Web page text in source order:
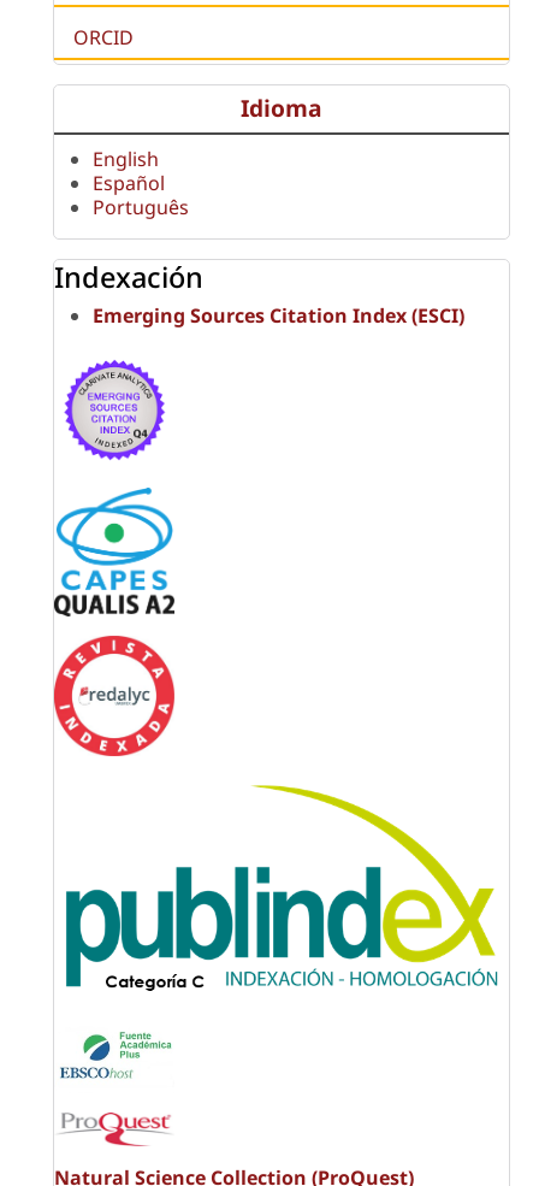
ORCID
Idioma
English
Español
Português
Indexación
Emerging Sources Citation Index (ESCI)
Natural Science Collection (ProQuest)